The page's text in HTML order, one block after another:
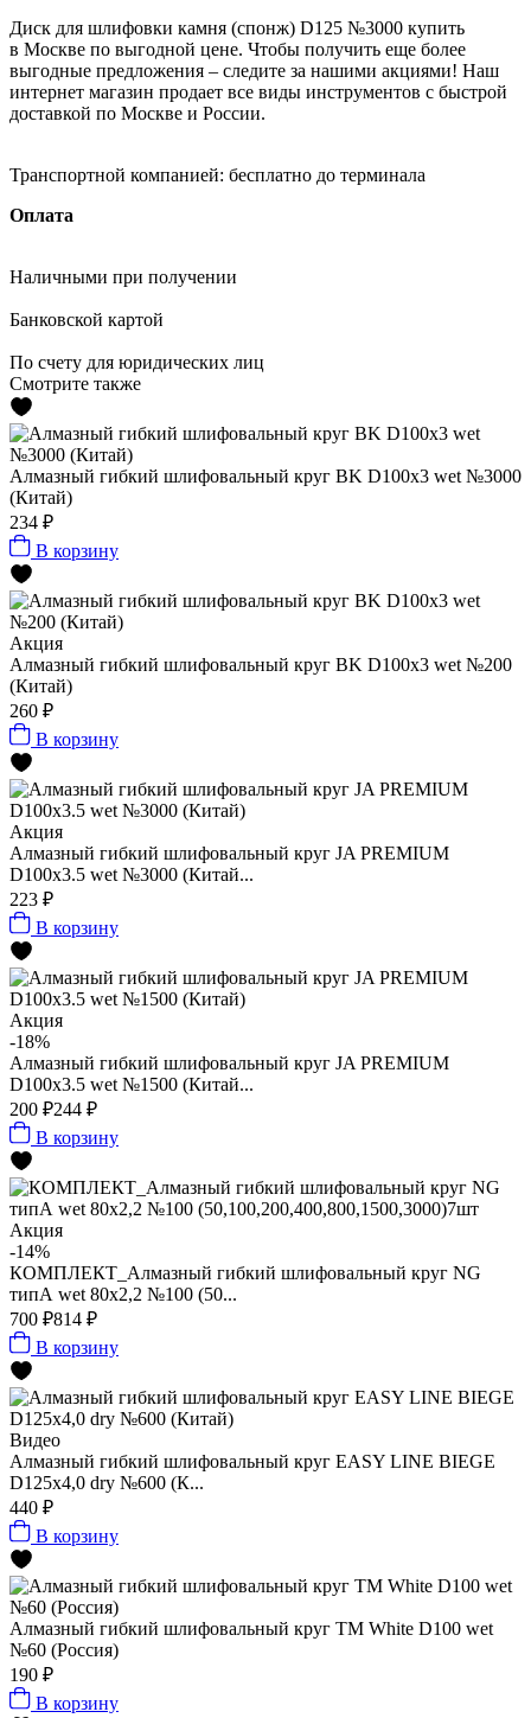
Диск для шлифовки камня (спонж) D125 №3000 купить
в Москве по выгодной цене. Чтобы получить еще более
выгодные предложения – следите за нашими акциями! Наш
интернет магазин продает все виды инструментов с быстрой
доставкой по Москве и России.
Транспортной компанией: бесплатно до терминала
Оплата
Наличными при получении
Банковской картой
По счету для юридических лиц
Смотрите также
Алмазный гибкий шлифовальный круг BK D100x3 wet №3000
(Китай)
234 ₽
В корзину
Акция
Алмазный гибкий шлифовальный круг BK D100x3 wet №200
(Китай)
260 ₽
В корзину
Акция
Алмазный гибкий шлифовальный круг JA PREMIUM
D100x3.5 wet №3000 (Китай...
223 ₽
В корзину
Акция
-18%
Алмазный гибкий шлифовальный круг JA PREMIUM
D100x3.5 wet №1500 (Китай...
200 ₽244 ₽
В корзину
Акция
-14%
КОМПЛЕКТ_Алмазный гибкий шлифовальный круг NG
типА wet 80x2,2 №100 (50...
700 ₽814 ₽
В корзину
Видео
Алмазный гибкий шлифовальный круг EASY LINE BIEGE
D125x4,0 dry №600 (К...
440 ₽
В корзину
Алмазный гибкий шлифовальный круг ТМ White D100 wet
№60 (Россия)
190 ₽
В корзину